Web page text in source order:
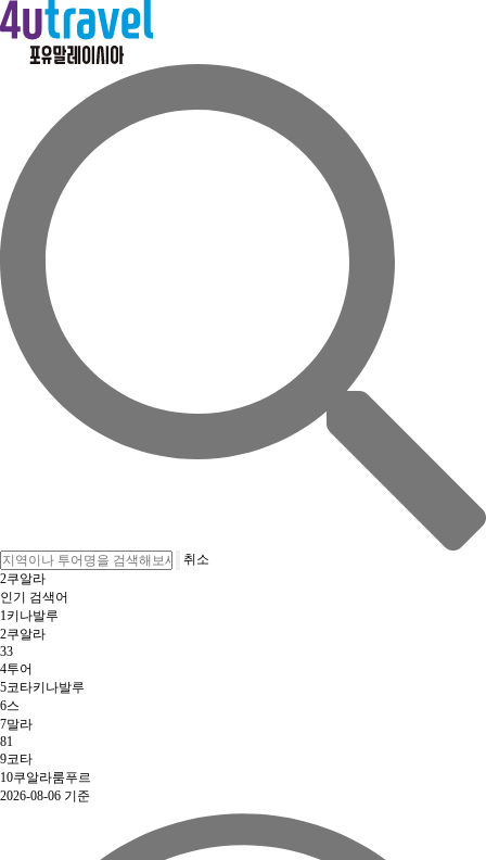
취소
33
인기 검색어
1 키나발루
2쿠알라
33
4투어
5코타키나발루
6스
7말라
81
9코타
10쿠알라룸푸르
2026-08-06 기준